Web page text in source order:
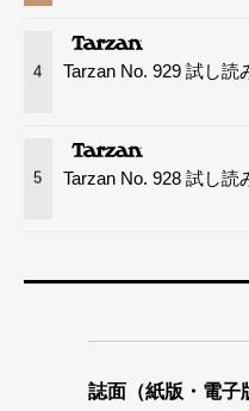
4 Tarzan No. 929 試し読
5 Tarzan No. 928 試し読
誌面（紙版・電子